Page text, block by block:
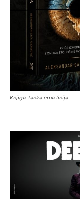
Knjiga Tanka crna linija